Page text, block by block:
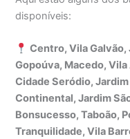
disponíveis:
Centro, Vila Galvão,
Gopoúva, Macedo,
Cidade Seródio,
Continental, Jardim
Bonsucesso, Taboão,
Tranquilidade, Vila